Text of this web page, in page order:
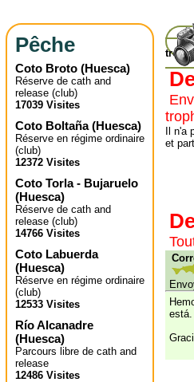
Pêche
Coto Broto (Huesca)
Réserve de cath and
release (club)
17039 Visites
Coto Boltaña(Huesca)
Réserve en régime ordinaire
(club)
12372 Visites
Coto Torla - Bujaruelo
(Huesca)
Réserve de cath and
release (club)
14766 Visites
Coto Labuerda
(Huesca)
Réserve en régime ordinaire
(club)
12533 Visites
Río Alcanadre
(Huesca)
Parcours libre de cath and
release
12486 Visites
Il n'a
et
está.